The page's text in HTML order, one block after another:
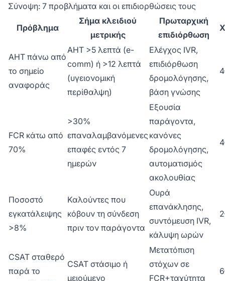
Σύνοψη: 7 προβλήματα και οι επιδιορθώσεις τους
Πρόβλημα
Σήμα κλειδιού
μετρικής
Πρωταρχική
επιδιόρθωση
AHT πάνω από
το σημείο
αναφοράς
AHT >5 λεπτά (e-
comm) ή >12 λεπτά
(υγειονομική
περίθαλψη)
Ελέγχος IVR,
επιδιόρθωση
δρομολόγησης,
βάση γνώσης
FCR κάτω από
70%
>30%
επαναλαμβανόμενες
επαφές εντός 7
ημερών
Εξουσία
παράγοντα,
κανόνες
δρομολόγησης,
αυτοματισμός
ακολουθίας
Ποσοστό
εγκατάλειψης
>8%
Καλούντες που
κόβουν τη σύνδεση
πριν τον παράγοντα
Ουρά
επανάκλησης,
συντόμευση IVR,
κάλυψη ωρών
CSAT σταθερό
παρά το
CSAT στάσιμο ή
μειούμενο
Μετατόπιση
στόχων σε
FCR+ταχύτητα